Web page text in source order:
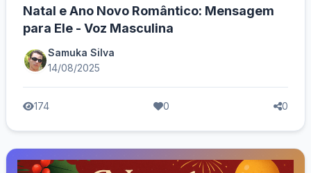
Natal e Ano Novo Romântico: Mensagem
para Ele - Voz Masculina
Samuka Silva
14/08/2025
174 0 0